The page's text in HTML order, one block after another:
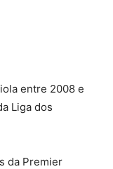
entre 2008 e
Liga dos
da Premier